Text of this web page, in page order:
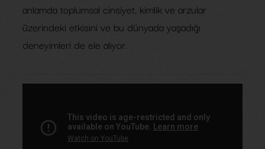
anlamda toplumsal cinsiyet, kimlik ve arzular
üzerindeki etkisini ve bu dünyada yaşadığı
deneyimleri de ele alıyor.